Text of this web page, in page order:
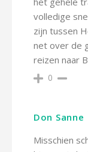
volledige
zijn tussen
net over de
reizen naar
0
Don Sanne
Misschien